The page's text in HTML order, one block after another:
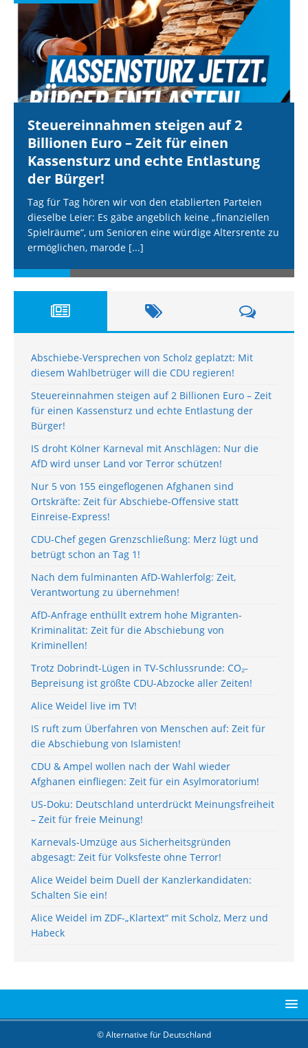
Steuereinnahmen steigen auf 2
Billionen Euro – Zeit für einen
Kassensturz und echte Entlastung
der Bürger!
Tag für Tag hören wir von den etablierten Parteien
dieselbe Leier: Es gäbe angeblich keine „finanziellen
Spielräume“, um Senioren eine würdige Altersrente zu
ermöglichen, marode [...]
Abschiebe-Versprechen von Scholz geplatzt: Mit
diesem Wahlbetrüger will die CDU regieren!
Steuereinnahmen steigen auf 2 Billionen Euro – Zeit
für einen Kassensturz und echte Entlastung der
Bürger!
IS droht Kölner Karneval mit Anschlägen: Nur die
AfD wird unser Land vor Terror schützen!
Nur 5 von 155 eingeflogenen Afghanen sind
Ortskräfte: Zeit für Abschiebe-Offensive statt
Einreise-Express!
CDU-Chef gegen Grenzschließung: Merz lügt und
betrügt schon an Tag 1!
Nach dem fulminanten AfD-Wahlerfolg: Zeit,
Verantwortung zu übernehmen!
AfD-Anfrage enthüllt extrem hohe Migranten-
Kriminalität: Zeit für die Abschiebung von
Kriminellen!
Trotz Dobrindt-Lügen in TV-Schlussrunde: CO₂-
Bepreisung ist größte CDU-Abzocke aller Zeiten!
Alice Weidel live im TV!
IS ruft zum Überfahren von Menschen auf: Zeit für
die Abschiebung von Islamisten!
CDU & Ampel wollen nach der Wahl wieder
Afghanen einfliegen: Zeit für ein Asylmoratorium!
US-Doku: Deutschland unterdrückt Meinungsfreiheit
– Zeit für freie Meinung!
Karnevals-Umzüge aus Sicherheitsgründen
abgesagt: Zeit für Volksfeste ohne Terror!
Alice Weidel beim Duell der Kanzlerkandidaten:
Schalten Sie ein!
Alice Weidel im ZDF-„Klartext“ mit Scholz, Merz und
Habeck
© Alternative für Deutschland